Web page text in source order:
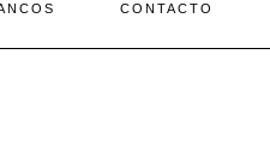
CONTACTO